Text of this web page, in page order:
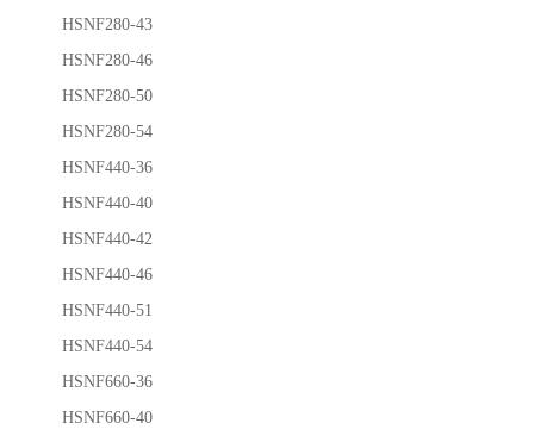
HSNF280-43
HSNF280-46
HSNF280-50
HSNF280-54
HSNF440-36
HSNF440-40
HSNF440-42
HSNF440-46
HSNF440-51
HSNF440-54
HSNF660-36
HSNF660-40